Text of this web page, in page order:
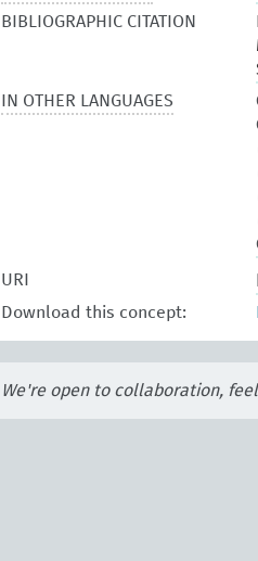
BIBLIOGRAPHIC CITATION
IN OTHER LANGUAGES
URI
Download this concept:
We're open to collaboration,